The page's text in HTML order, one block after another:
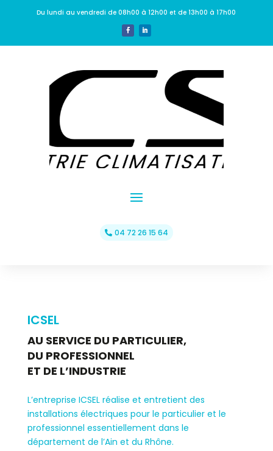
Du lundi au vendredi de 08h00 à 12h00 et de 13h00 à 17h00
04 72 26 15 64
ICSEL
AU SERVICE DU PARTICULIER,
DU PROFESSIONNEL
ET DE L’INDUSTRIE
L’entreprise ICSEL réalise et entretient des
installations électriques pour le particulier et le
professionnel essentiellement dans le
département de l’Ain et du Rhône.